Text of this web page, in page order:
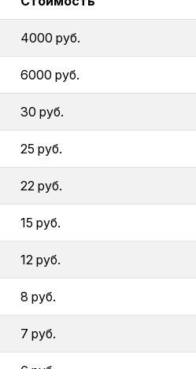
4000 руб.
6000 руб.
30 руб.
25 руб.
22 руб.
15 руб.
12 руб.
8 руб.
7 руб.